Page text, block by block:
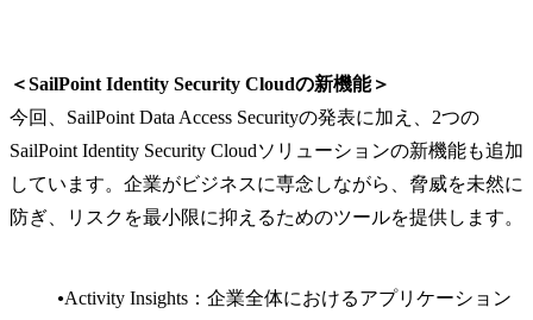
＜SailPoint Identity Security Cloudの新機能＞
今回、SailPoint Data Access Securityの発表に加え、2つの
SailPoint Identity Security Cloudソリューションの新機能も追加
しています。企業がビジネスに専念しながら、脅威を未然に
防ぎ、リスクを最小限に抑えるためのツールを提供します。
Activity Insights：企業全体におけるアプリケーション